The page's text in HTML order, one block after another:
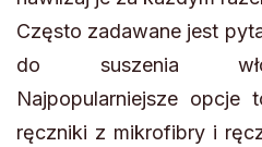
Często zadawane jest
do suszenia
Najpopularniejsze opcje
ręczniki z mikrofibry i